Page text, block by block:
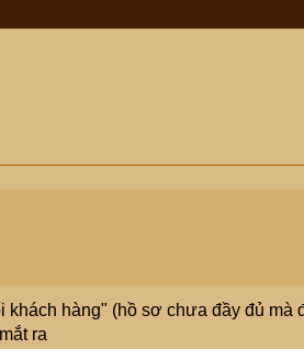
hàng" (hồ sơ chưa đầy đủ mà
ra